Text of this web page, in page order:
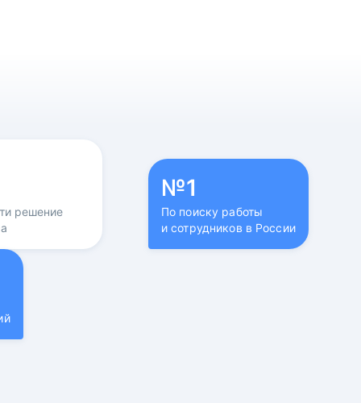
решение
№1
По поиску работы
и сотрудников в России